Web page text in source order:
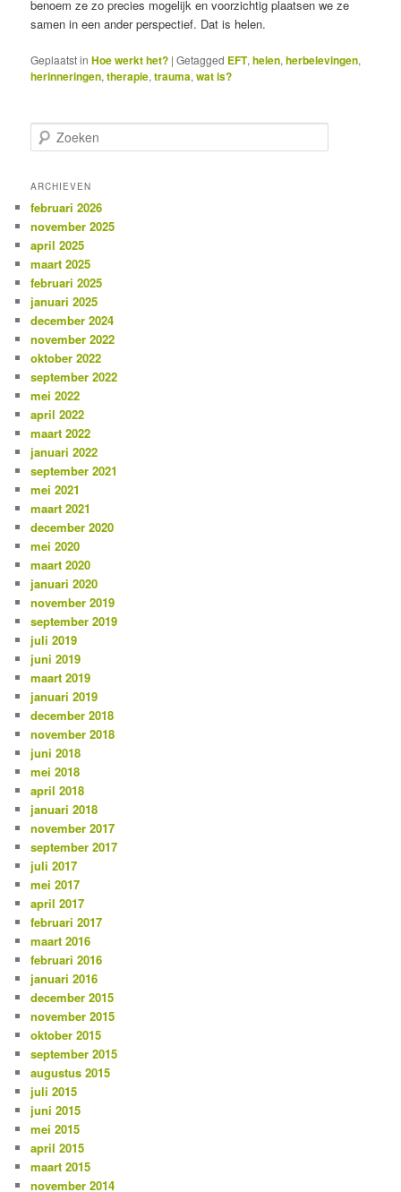
benoem ze zo precies mogelijk en voorzichtig plaatsen we ze
samen in een ander perspectief. Dat is helen.
Geplaatst in Hoe werkt het? |Getagged EFT,helen,herbelevingen,
herinneringen,therapie,trauma,wat is?
o
k
n
ARCHIEVEN
februari 2026
november 2025
april 2025
maart 2025
februari 2025
januari 2025
december 2024
november 2022
oktober 2022
september 2022
mei 2022
april 2022
maart 2022
januari 2022
september 2021
mei 2021
maart 2021
december 2020
mei 2020
maart 2020
januari 2020
november 2019
september 2019
juli 2019
juni 2019
maart 2019
januari 2019
december 2018
november 2018
juni 2018
mei 2018
april 2018
januari 2018
november 2017
september 2017
juli 2017
mei 2017
april 2017
februari 2017
maart 2016
februari 2016
januari 2016
december 2015
november 2015
oktober 2015
september 2015
augustus 2015
juli 2015
juni 2015
mei 2015
april 2015
maart 2015
november 2014